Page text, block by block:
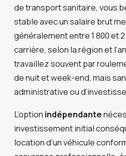
de transport sanitaire, vous
stable avec un salaire brut
généralement entre 1 800 et
carrière, selon la région et
travaillez souvent par
de nuit et week-end, mais
administrative ou
L’option indépendante
investissement initial
location d’un véhicule